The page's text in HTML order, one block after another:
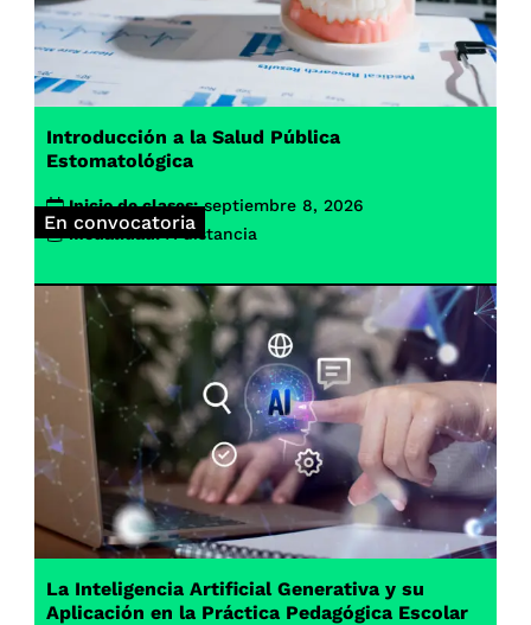
En convocatoria
Introducción a la Salud Pública
Estomatológica
Inicio de clases: septiembre 8, 2026
Modalidad: A distancia
La Inteligencia Artificial Generativa y su
Aplicación en la Práctica Pedagógica Escolar